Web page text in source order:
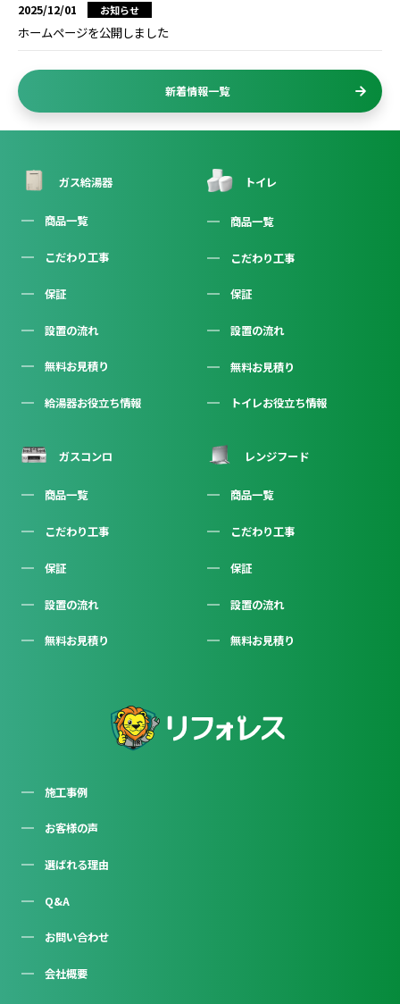
2025/12/01 お知らせ
ホームページを公開しました
新着情報一覧
施工事例
お客様の声
選ばれる理由
Q&A
お問い合わせ
会社概要
ガス給湯器
商品一覧
こだわり工事
保証
設置の流れ
無料お見積り
給湯器お役立ち情報
トイレ
商品一覧
こだわり工事
保証
設置の流れ
無料お見積り
トイレお役立ち情報
ガスコンロ
商品一覧
こだわり工事
保証
設置の流れ
無料お見積り
レンジフード
商品一覧
こだわり工事
保証
設置の流れ
無料お見積り